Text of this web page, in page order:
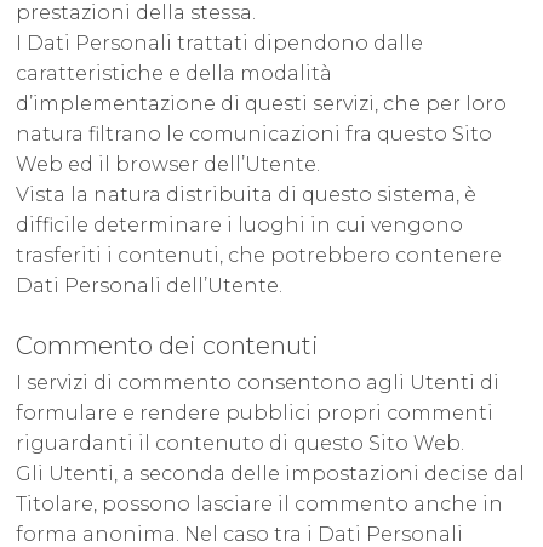
prestazioni della stessa.
I Dati Personali trattati dipendono dalle
caratteristiche e della modalità
d’implementazione di questi servizi, che per loro
natura filtrano le comunicazioni fra questo Sito
Web ed il browser dell’Utente.
Vista la natura distribuita di questo sistema, è
difficile determinare i luoghi in cui vengono
trasferiti i contenuti, che potrebbero contenere
Dati Personali dell’Utente.
Commento dei contenuti
I servizi di commento consentono agli Utenti di
formulare e rendere pubblici propri commenti
riguardanti il contenuto di questo Sito Web.
Gli Utenti, a seconda delle impostazioni decise dal
Titolare, possono lasciare il commento anche in
forma anonima. Nel caso tra i Dati Personali